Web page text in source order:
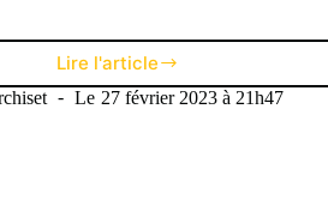
Lire l'article
Road-
trip
Le 27 février 2023 à 21h47